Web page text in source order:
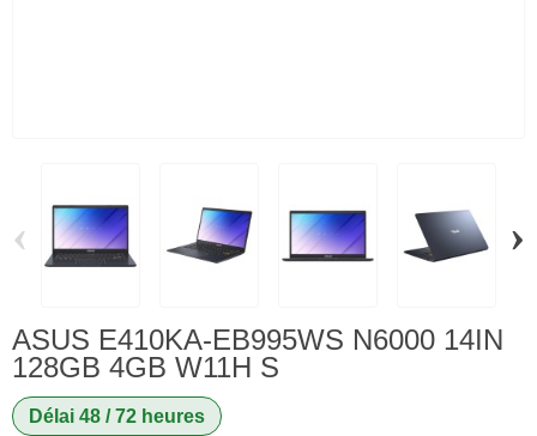
‹ ›
ASUS E410KA-EB995WS N6000 14IN
128GB 4GB W11H S
Délai 48 / 72 heures